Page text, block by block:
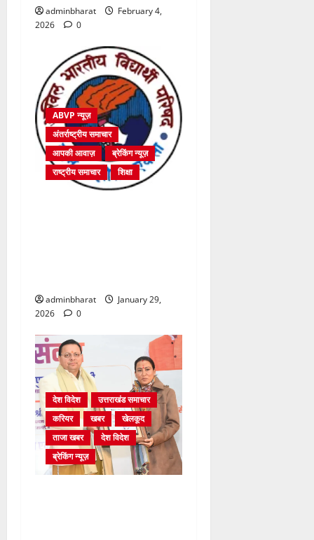
adminbharat
February 4,
2026
0
ABVP न्यूज़
अंतर्राष्ट्रीय समाचार
आपकी आवाज़
ब्रेकिंग न्यूज़
राष्ट्रीय समाचार
शिक्षा
adminbharat
January 29,
2026
0
देश विदेश
उत्तराखंड समाचार
करियर
खबर
खेलकूद
ताजा खबर
देश विदेश
ब्रेकिंग न्यूज़